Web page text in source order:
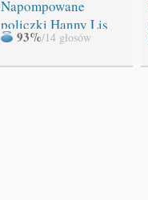
Napompowane
policzki Hanny Lis
93%/14 głosów